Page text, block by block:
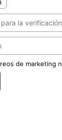
de marketing